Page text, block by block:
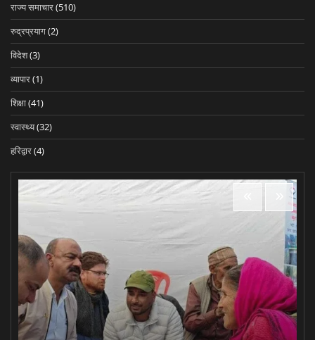
राज्य समाचार(510)
रुद्रप्रयाग(2)
विदेश(3)
व्यापार(1)
शिक्षा(41)
स्वास्थ्य(32)
हरिद्वार(4)